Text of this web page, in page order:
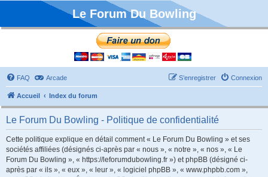
Le Forum Du Bowling
FAQ Arcade Connexion
S’enregistrer
Accueil Index du forum
Le Forum Du Bowling - Politique de confidentialité
Cette politique explique en détail comment « Le Forum Du Bowling » et ses
sociétés affiliées (désignés ci-après par « nous », « notre », « nos », « Le
Forum Du Bowling », « https://leforumdubowling.fr ») et phpBB (désigné ci-
après par « ils », « eux », « leur », « logiciel phpBB », « www.phpbb.com »,